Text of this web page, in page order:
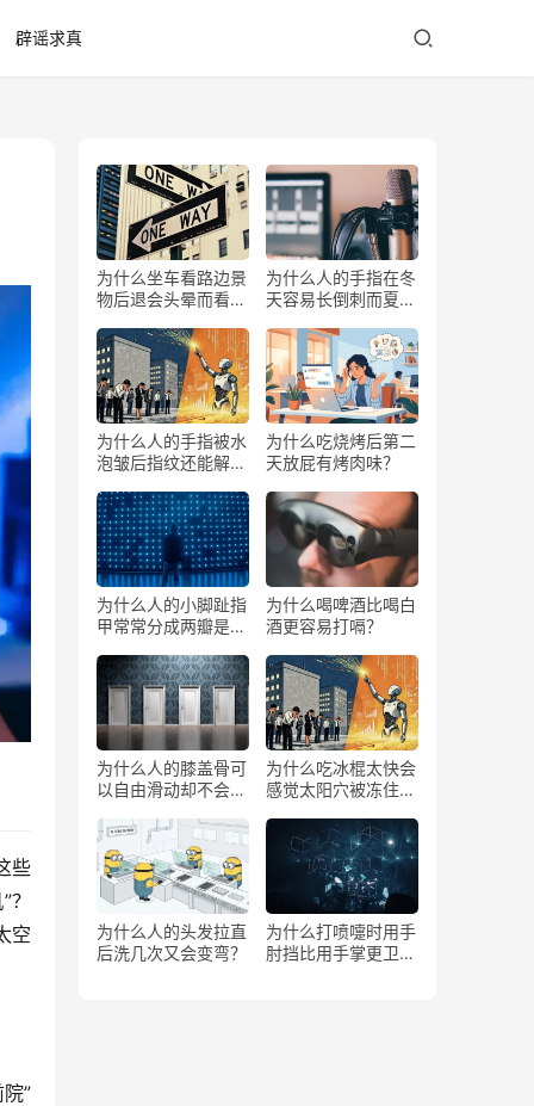
辟谣求真
些
空
”
为什么坐车看路边景
物后退会头晕而看前
为什么人的手指在冬
天容易长倒刺而夏天
为什么人的手指被水
泡皱后指纹还能解锁
为什么吃烧烤后第二
天放屁有烤肉味？
为什么人的小脚趾指
甲常常分成两瓣是返
为什么喝啤酒比喝白
酒更容易打嗝？
为什么人的膝盖骨可
以自由滑动却不会掉
为什么吃冰棍太快会
感觉太阳穴被冻住了
为什么人的头发拉直
后洗几次又会变弯？
为什么打喷嚏时用手
肘挡比用手掌更卫